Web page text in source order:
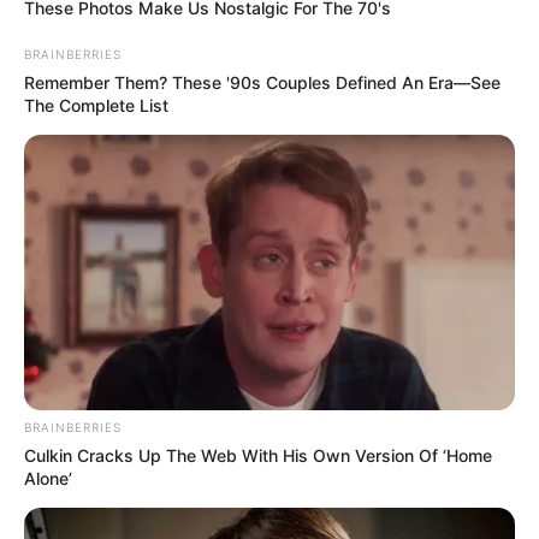
nuevas vacantes, convocatorias a cursos gratuitos y
consejos para procesos de selección, pueden seguir el
canal de WhatsApp:
COMPARTIR
ALERTA BOGOTÁ EN GOOGLE NEWS
TEMAS RELACIONADOS
CONTRATACIÓN EMPLEO TRABAJO
KENNEDY
FERIA DE EMPLEO EN BOGOTÁ
OFERTAS DE TRABAJO EN BOGOTÁ
MANTÉNGASE EN ALERTA
These Photos Make Us Nostalgic For The 70's
BRAINBERRIES
Remember Them? These '90s Couples Defined An Era—See
The Complete List
BRAINBERRIES
Culkin Cracks Up The Web With His Own Version Of ‘Home
Alone’